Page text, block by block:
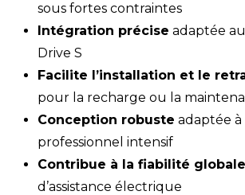
sous fortes contraintes
Intégration précise adaptée
Drive S
Facilite l’installation et le
pour la recharge ou la
Conception robuste adaptée
professionnel intensif
Contribue à la fiabilité globale
d’assistance électrique